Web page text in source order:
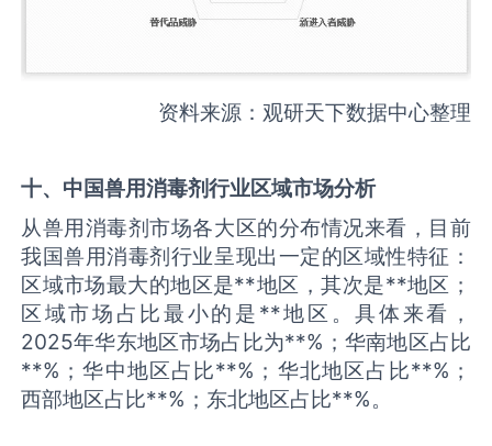
资料来源：观研天下数据中心整理
十、中国兽用消毒剂行业区域市场分析
从兽用消毒剂市场各大区的分布情况来看，目前
我国兽用消毒剂行业呈现出一定的区域性特征：
区域市场最大的地区是**地区，其次是**地区；
区域市场占比最小的是**地区。具体来看，
2025年华东地区市场占比为**%；华南地区占比
**%；华中地区占比**%；华北地区占比**%；
西部地区占比**%；东北地区占比**%。